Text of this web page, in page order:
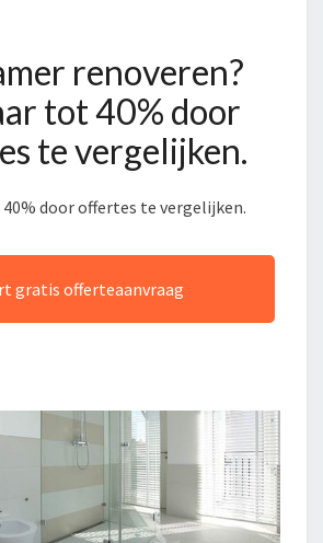
renoveren?
tot 40% door
te vergelijken.
door offertes te vergelijken.
gratis offerteaanvraag